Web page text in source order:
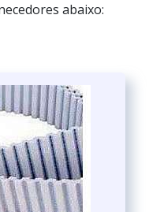
abaixo: